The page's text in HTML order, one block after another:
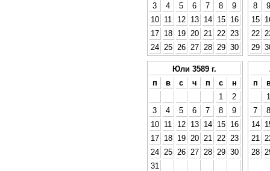
3
4 5 6 7 8
9
10
11 12 13 14 15
16
17
18 19 20 21 22
23
24
25 26 27 28 29 30
8
9
15
22
29
Юли 3589 г.
п
в с ч п с
н
1
2
3
4 5 6 7 8
9
10
11 12 13 14 15
16
17
18 19 20 21 22
23
24
25 26 27 28 29 30
31
п
1
7
8
14
21
28